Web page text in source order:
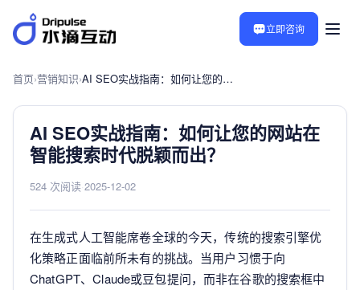
立即咨询
首页›营销知识› AI SEO实战指南：如何让您的网站在智能搜索时代脱颖而出？
AI SEO实战指南：如何让您的网站在
智能搜索时代脱颖而出？
524 次阅读 2025-12-02
在生成式人工智能席卷全球的今天，传统的搜索引擎优
化策略正面临前所未有的挑战。当用户习惯于向
ChatGPT、Claude或豆包提问，而非在谷歌的搜索框中